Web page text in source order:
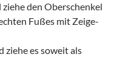
ziehe den Oberschenkel
Fußes mit Zeige-
ziehe es soweit als